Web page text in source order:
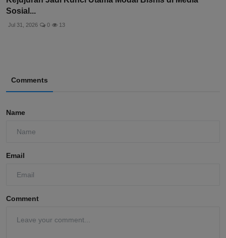
Sosial...
Jul 31, 2026 0 13
Comments
Name
Email
Comment